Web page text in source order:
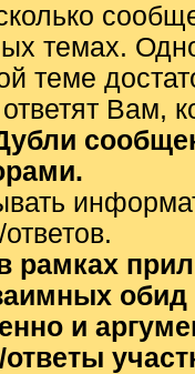
темах.
теме
Вам,
рамках
обид
и